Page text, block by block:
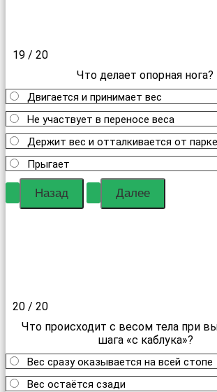
19 / 20
Что делает опорная нога?
Двигается и принимает вес
Не участвует в переносе веса
Держит вес и отталкивается от
Прыгает
20 / 20
Что происходит с весом тела при
шага «с каблука»?
Вес сразу оказывается на всей стопе
Вес остаётся сзади